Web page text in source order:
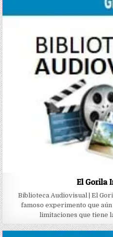
El Gorila
Biblioteca Audiovisual | El
famoso experimento que
limitaciones que tiene